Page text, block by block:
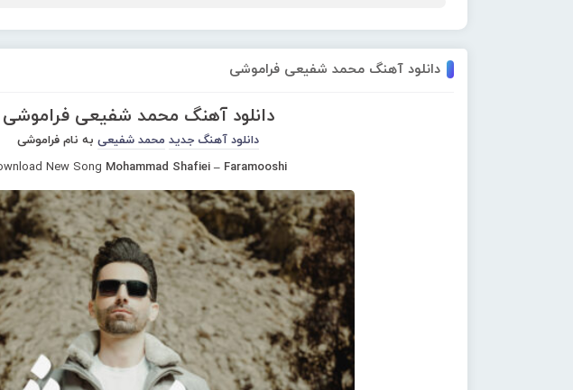
دانلود آهنگ محمد شفیعی فراموشی
دانلود آهنگ محمد شفیعی فراموشی
دانلود آهنگ جدید محمد شفیعی به نام فراموشی
New Song Mohammad Shafiei – Faramooshi